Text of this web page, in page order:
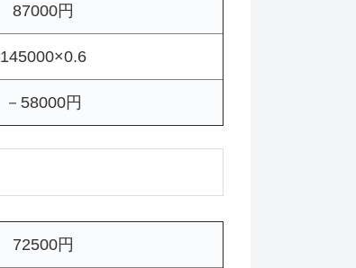
87000円
145000×0.6
－58000円
72500円